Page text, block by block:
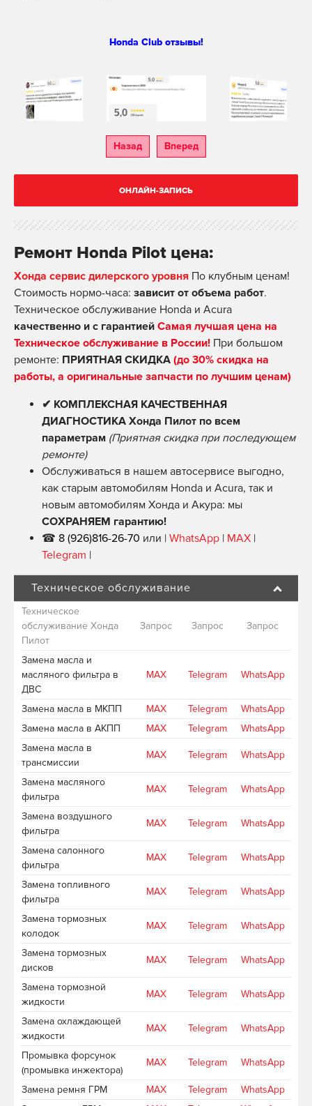
Honda Club отзывы!
Назад Вперед
ОНЛАЙН-ЗАПИСЬ
Ремонт Honda Pilot цена:
Хонда сервис дилерского уровня По клубным ценам!
Стоимость нормо-часа: зависит от объема работ.
Техническое обслуживание Honda и Acura
качественно и с гарантией Самая лучшая цена на
Техническое обслуживание в России! При большом
ремонте: ПРИЯТНАЯ СКИДКА (до 30% скидка на
работы, а оригинальные запчасти по лучшим ценам)
✔ КОМПЛЕКСНАЯ КАЧЕСТВЕННАЯ
ДИАГНОСТИКА Хонда Пилот по всем
параметрам (Приятная скидка при последующем
ремонте)
Обслуживаться в нашем автосервисе выгодно,
как старым автомобилям Honda и Acura, так и
новым автомобилям Хонда и Акура: мы
СОХРАНЯЕМ гарантию!
☎ 8 (926)816-26-70 или | WhatsApp | MAX |
Telegram |
Техническое обслуживание
Техническое
обслуживание Хонда
Пилот
Запрос Запрос Запрос
Замена масла и
масляного фильтра в
ДВС
MAX Telegram WhatsApp
Замена масла в МКПП MAX Telegram
WhatsApp
Замена масла в АКПП
MAX Telegram
WhatsApp
Замена масла в
трансмиссии
MAX Telegram WhatsApp
Замена масляного
фильтра
MAX Telegram WhatsApp
Замена воздушного
фильтра
MAX Telegram WhatsApp
Замена салонного
фильтра
MAX Telegram WhatsApp
Замена топливного
фильтра
MAX Telegram WhatsApp
Замена тормозных
колодок
MAX Telegram WhatsApp
Замена тормозных
дисков
MAX Telegram WhatsApp
Замена тормозной
жидкости
MAX Telegram WhatsApp
Замена охлаждающей
жидкости
MAX Telegram WhatsApp
Промывка форсунок
(промывка инжектора)
MAX Telegram WhatsApp
Замена ремня ГРМ MAX Telegram
WhatsApp